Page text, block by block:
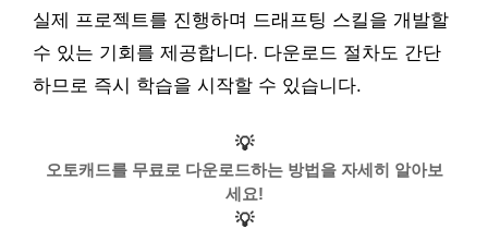
실제 프로젝트를 진행하며 드래프팅 스킬을 개발할
수 있는 기회를 제공합니다. 다운로드 절차도 간단
하므로 즉시 학습을 시작할 수 있습니다.
💡
오토캐드를 무료로 다운로드하는 방법을 자세히 알아보
세요!
💡